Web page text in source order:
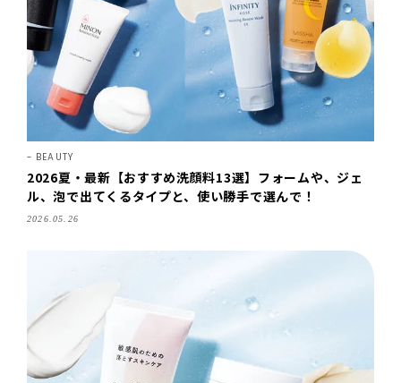
BEAUTY
2026夏・最新【おすすめ洗顔料13選】フォームや、ジェ
ル、泡で出てくるタイプと、使い勝手で選んで！
2026.05.26